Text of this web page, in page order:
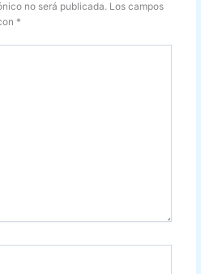
no será publicada. Los campos
*